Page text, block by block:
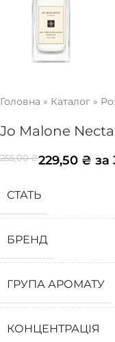
Головна » Каталог »
Jo Malone
255,00₴229,50 ₴ за
СТАТЬ
БРЕНД
ГРУПА АРОМАТУ
КОНЦЕНТРАЦІЯ